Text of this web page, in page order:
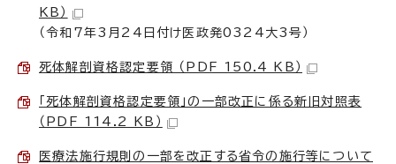
KB）
（令和7年3月24日付け医政発0324大3号）
死体解剖資格認定要領 （PDF 150.4 KB）
「死体解剖資格認定要領」の一部改正に係る新旧対照表
（PDF 114.2 KB）
医療法施行規則の一部を改正する省令の施行等について